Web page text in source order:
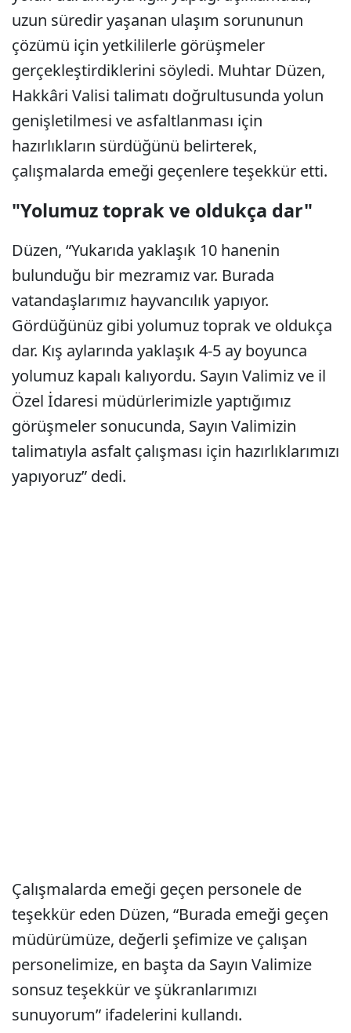
uzun süredir yaşanan ulaşım sorununun
çözümü için yetkililerle görüşmeler
gerçekleştirdiklerini söyledi. Muhtar Düzen,
Hakkâri Valisi talimatı doğrultusunda yolun
genişletilmesi ve asfaltlanması için
hazırlıkların sürdüğünü belirterek,
çalışmalarda emeği geçenlere teşekkür etti.
"Yolumuz toprak ve oldukça dar"
Düzen, “Yukarıda yaklaşık 10 hanenin
bulunduğu bir mezramız var. Burada
vatandaşlarımız hayvancılık yapıyor.
Gördüğünüz gibi yolumuz toprak ve oldukça
dar. Kış aylarında yaklaşık 4-5 ay boyunca
yolumuz kapalı kalıyordu. Sayın Valimiz ve il
Özel İdaresi müdürlerimizle yaptığımız
görüşmeler sonucunda, Sayın Valimizin
talimatıyla asfalt çalışması için hazırlıklarımızı
yapıyoruz” dedi.
Çalışmalarda emeği geçen personele de
teşekkür eden Düzen, “Burada emeği geçen
müdürümüze, değerli şefimize ve çalışan
personelimize, en başta da Sayın Valimize
sonsuz teşekkür ve şükranlarımızı
sunuyorum” ifadelerini kullandı.